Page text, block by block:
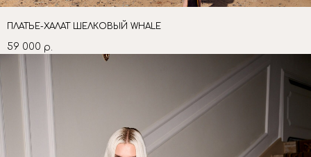
ПЛАТЬЕ-ХАЛАТ ШЕЛКОВЫЙ WHALE
59 000 р.